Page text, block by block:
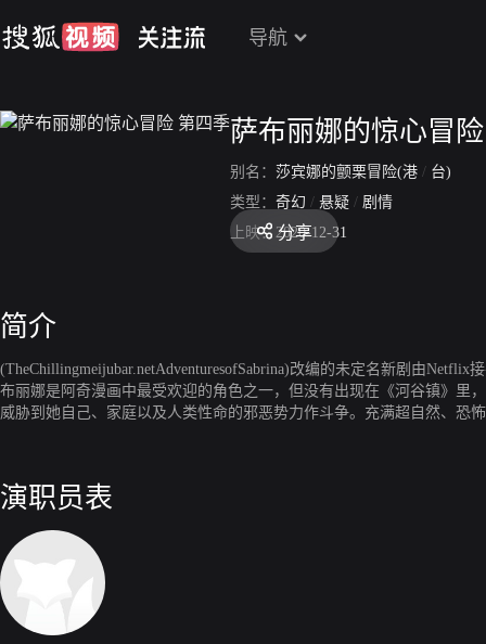
导航
萨布丽娜的惊心冒
别名： 莎宾娜的颤栗冒险(港 / 台)
类型： 奇幻 / 悬疑 / 剧情
上映： 2020-12-31
分享
简介
(TheChillingmeijubar.netAdventuresofSabrina)改编的未定名新剧由
布丽娜是阿奇漫画中最受欢迎的角色之一，但没有出现在《河谷镇》里
威胁到她自己、家庭以及人类性命的邪恶势力作斗争。充满超自然、恐
演职员表